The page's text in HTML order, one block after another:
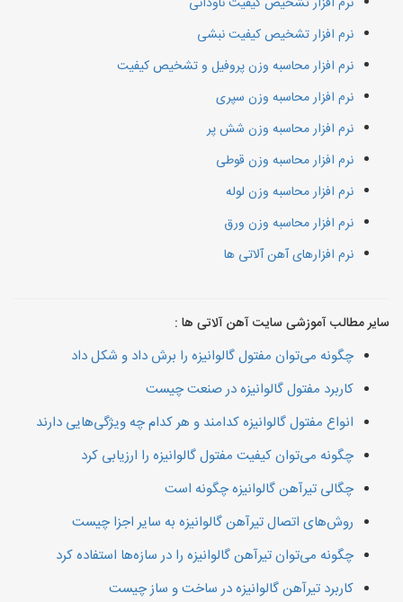
نرم افزار تشخیص کیفیت نبشی
نرم افزار محاسبه وزن پروفیل و تشخیص کیفیت
نرم افزار محاسبه وزن سپری
نرم افزار محاسبه وزن شش پر
نرم افزار محاسبه وزن قوطی
نرم افزار محاسبه وزن لوله
نرم افزار محاسبه وزن ورق
نرم افزارهای آهن آلاتی ها
سایر مطالب آموزشی سایت آهن آلاتی ها :
چگونه می‌توان مفتول گالوانیزه را برش داد و شکل داد
کاربرد مفتول گالوانیزه در صنعت چیست
انواع مفتول گالوانیزه کدامند و هر کدام چه ویژگی‌هایی دارند
چگونه می‌توان کیفیت مفتول گالوانیزه را ارزیابی کرد
چگالی تیرآهن گالوانیزه چگونه است
روش‌های اتصال تیرآهن گالوانیزه به سایر اجزا چیست
چگونه می‌توان تیرآهن گالوانیزه را در سازه‌ها استفاده کرد
کاربرد تیرآهن گالوانیزه در ساخت و ساز چیست